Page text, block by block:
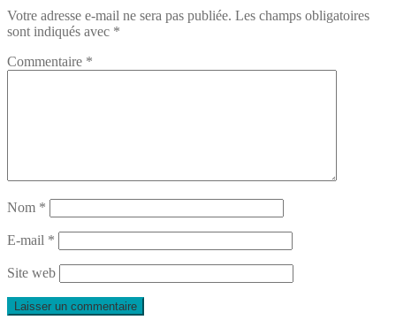
l’article
Votre adresse e-mail ne sera pas publiée. Les champs obligatoires
sont indiqués avec *
Commentaire *
Nom *
E-mail *
Site web